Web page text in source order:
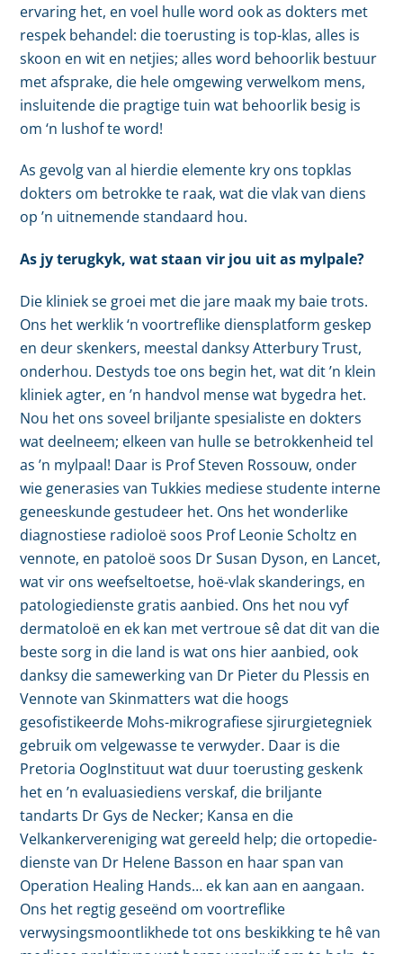
ervaring het, en voel hulle word ook as dokters met
respek behandel: die toerusting is top-klas, alles is
skoon en wit en netjies; alles word behoorlik bestuur
met afsprake, die hele omgewing verwelkom mens,
insluitende die pragtige tuin wat behoorlik besig is
om ‘n lushof te word!
As gevolg van al hierdie elemente kry ons topklas
dokters om betrokke te raak, wat die vlak van diens
op ’n uitnemende standaard hou.
As jy terugkyk, wat staan vir jou uit as mylpale?
Die kliniek se groei met die jare maak my baie trots.
Ons het werklik ‘n voortreflike diensplatform geskep
en deur skenkers, meestal danksy Atterbury Trust,
onderhou. Destyds toe ons begin het, wat dit ’n klein
kliniek agter, en ’n handvol mense wat bygedra het.
Nou het ons soveel briljante spesialiste en dokters
wat deelneem; elkeen van hulle se betrokkenheid tel
as ’n mylpaal! Daar is Prof Steven Rossouw, onder
wie generasies van Tukkies mediese studente interne
geneeskunde gestudeer het. Ons het wonderlike
diagnostiese radioloë soos Prof Leonie Scholtz en
vennote, en patoloë soos Dr Susan Dyson, en Lancet,
wat vir ons weefseltoetse, hoë-vlak skanderings, en
patologiedienste gratis aanbied. Ons het nou vyf
dermatoloë en ek kan met vertroue sê dat dit van die
beste sorg in die land is wat ons hier aanbied, ook
danksy die samewerking van Dr Pieter du Plessis en
Vennote van Skinmatters wat die hoogs
gesofistikeerde Mohs-mikrografiese sjirurgietegniek
gebruik om velgewasse te verwyder. Daar is die
Pretoria OogInstituut wat duur toerusting geskenk
het en ’n evaluasiediens verskaf, die briljante
tandarts Dr Gys de Necker; Kansa en die
Velkankervereniging wat gereeld help; die ortopedie-
dienste van Dr Helene Basson en haar span van
Operation Healing Hands… ek kan aan en aangaan.
Ons het regtig geseënd om voortreflike
verwysingsmoontlikhede tot ons beskikking te hê van